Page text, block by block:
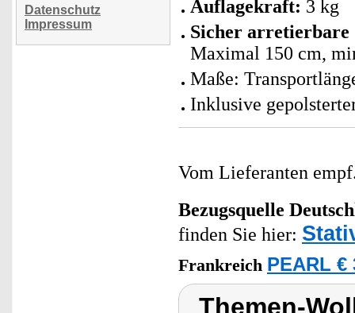
Datenschutz
Impressum
Auflagekraft: 3 kg
Sicher arretierbare
Maximal 150 cm,
Maße:
Inklusive
Vom Lieferanten
Bezugsquelle
finden Sie hier:
Frankreich PEARL €
Themen-